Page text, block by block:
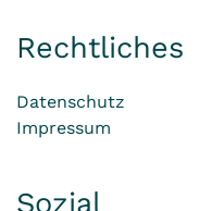
Rechtliches
Datenschutz
Impressum
Sozial